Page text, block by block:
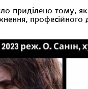
приділено тому, як
професійного